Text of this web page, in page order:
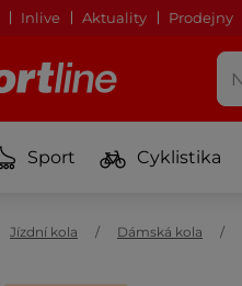
Inlive Aktuality Prodejny
Sport Cyklistika
Jízdní kola Dámská kola